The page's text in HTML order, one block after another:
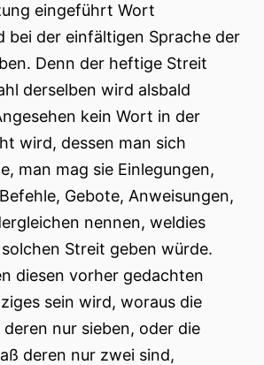
eingeführt Wort
bei der einfältigen Sprache der
Denn der heftige Streit
derselben wird alsbald
kein Wort in der
wird, dessen man sich
man mag sie Einlegungen,
Gebote, Anweisungen,
nennen, weldies
Streit geben würde.
diesen vorher gedachten
sein wird, woraus die
nur sieben, oder die
deren nur zwei sind,